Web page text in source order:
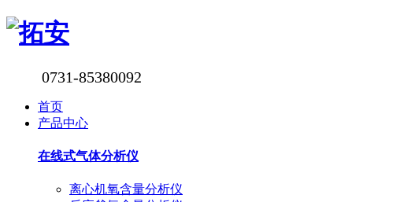
0731-85380092
首页
产品中心
在线式气体分析仪
离心机氧含量分析仪